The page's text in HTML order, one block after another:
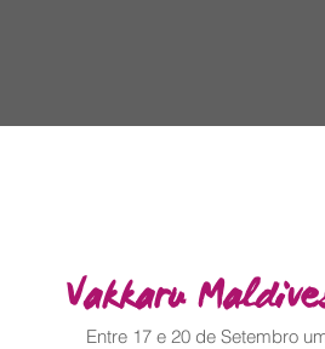
Vakkaru
Entre 17 e 20 de Setembro